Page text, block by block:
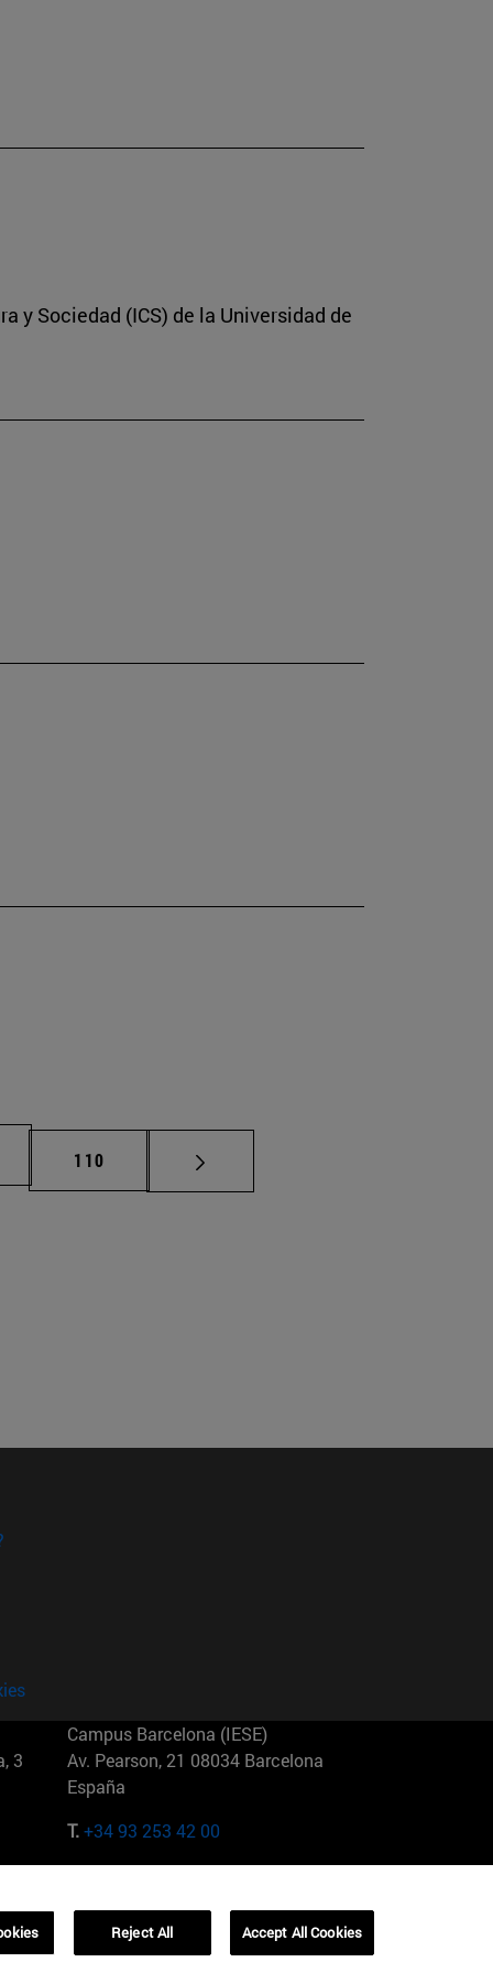
y Sociedad (ICS) de la Universidad de
Página
110
3
Campus Barcelona (IESE)
Av. Pearson, 21 08034 Barcelona
España
T.+34 93 253 42 00
01321001 Bela Vista Brasil
Reject All Accept All Cookies